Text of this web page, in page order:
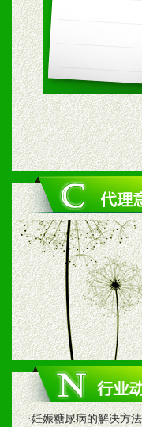
五、退换
1、给予
2、对于
六、服务
1、完善
我们将
2、售后
以及时
3、我们
时收编
·妊娠糖尿病的解决方法